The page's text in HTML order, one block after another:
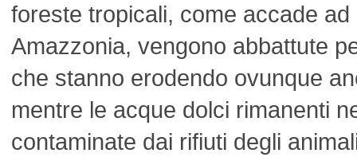
foreste tropicali, come accade ad
Amazzonia, vengono abbattute
che stanno erodendo ovunque
mentre le acque dolci rimanenti
contaminate dai rifiuti degli